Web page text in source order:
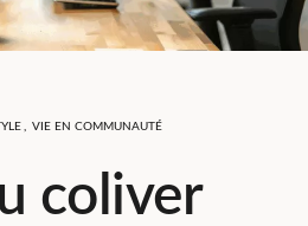
VIE EN COMMUNAUTÉ
coliver